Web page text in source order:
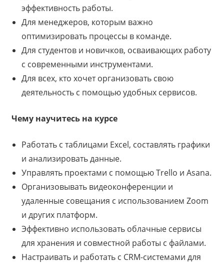
эффективность работы.
Для менеджеров, которым важно
оптимизировать процессы в команде.
Для студентов и новичков, осваивающих работу
с современными инструментами.
Для всех, кто хочет организовать свою
деятельность с помощью удобных сервисов.
Чему научитесь на курсе
Работать с таблицами Excel, составлять графики
и анализировать данные.
Управлять проектами с помощью Trello и Asana.
Организовывать видеоконференции и
удаленные совещания с использованием Zoom
и других платформ.
Эффективно использовать облачные сервисы
для хранения и совместной работы с файлами.
Настраивать и работать с CRM-системами для